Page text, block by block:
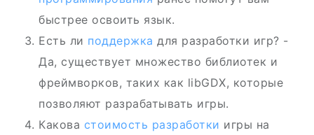
быстрее освоить язык.
Есть ли поддержка для разработки игр? -
Да, существует множество библиотек и
фреймворков, таких как libGDX, которые
позволяют разрабатывать игры.
Какова стоимость разработки игры на